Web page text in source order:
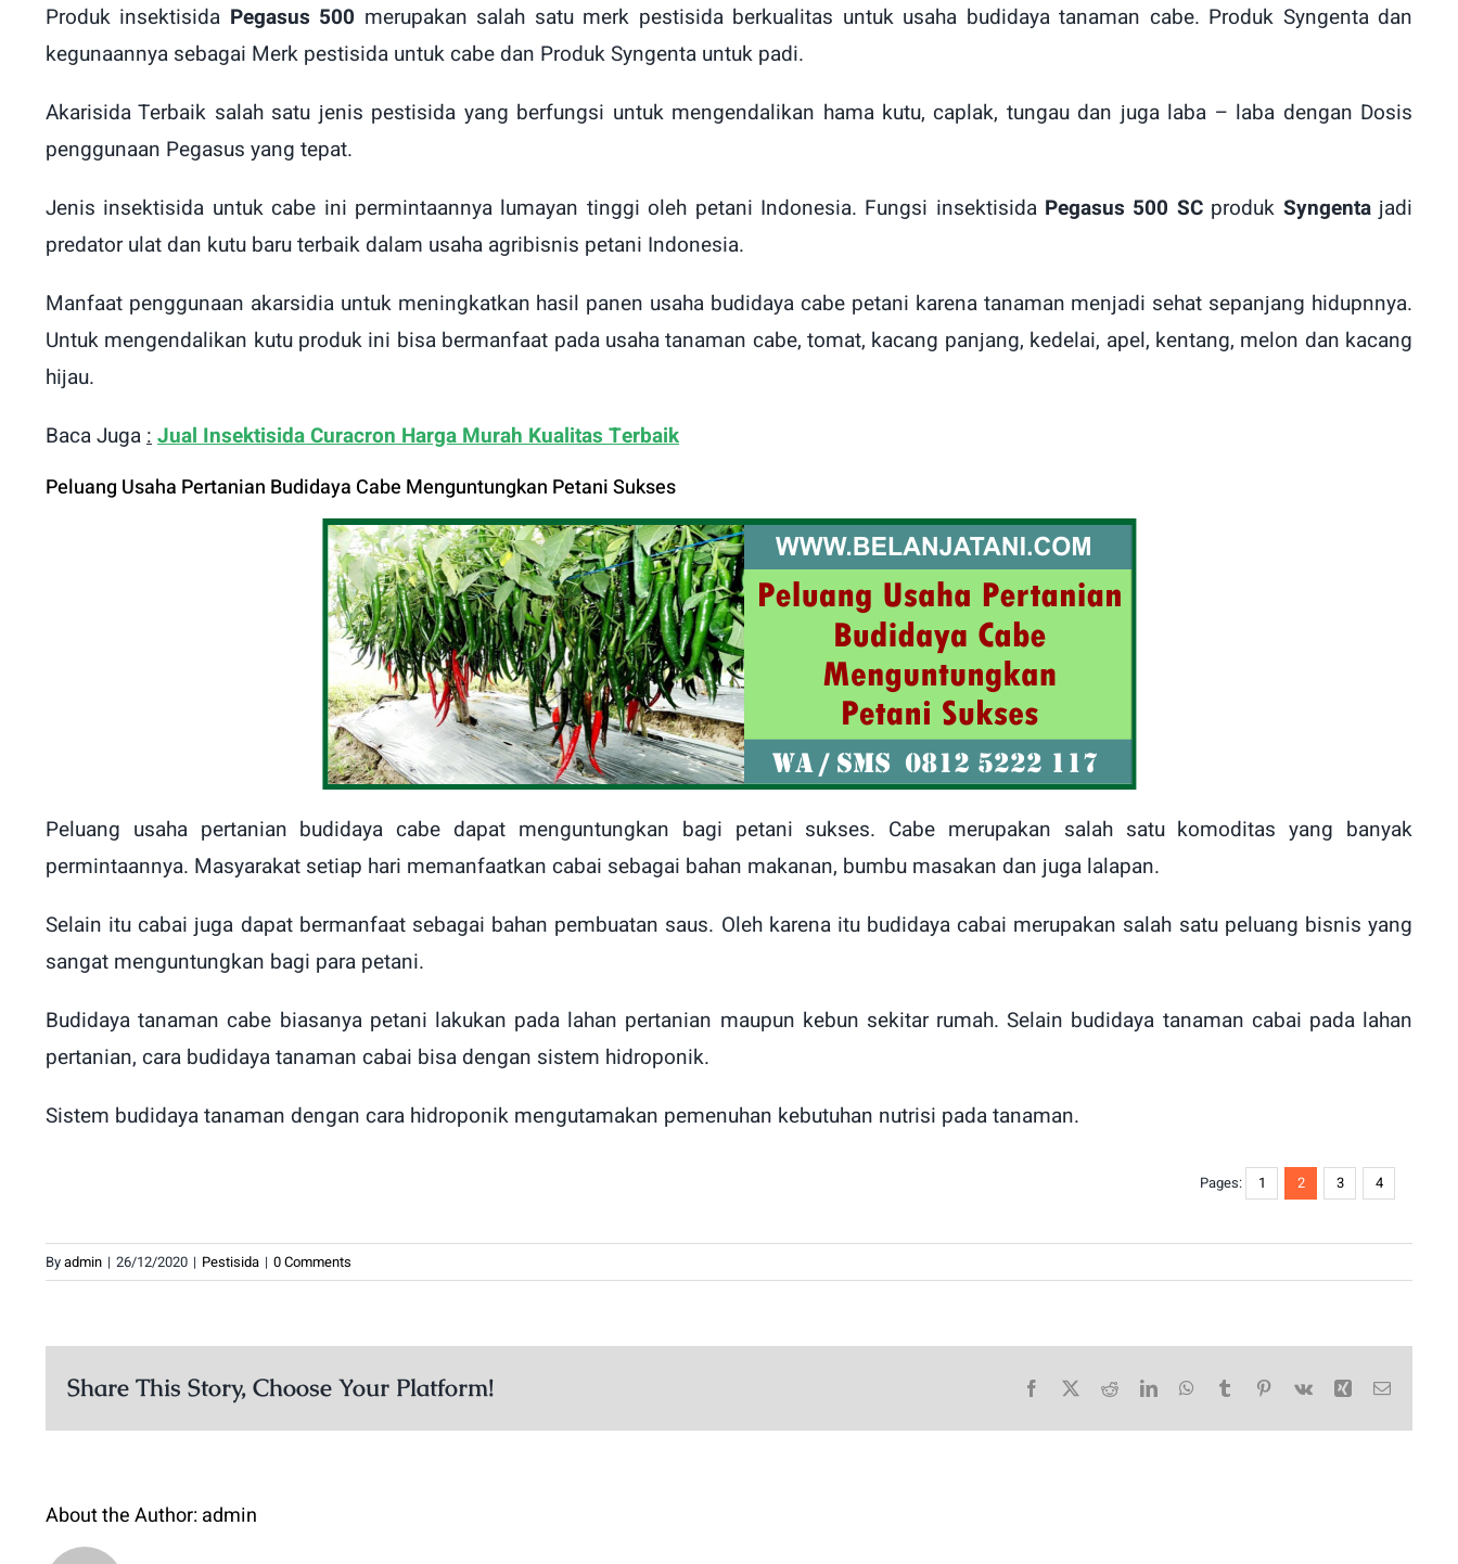
Produk insektisida Pegasus 500 merupakan salah satu merk pestisida berkualitas untuk usaha budidaya tanaman cabe. Produk Syngenta dan
kegunaannya sebagai Merk pestisida untuk cabe dan Produk Syngenta untuk padi.
Akarisida Terbaik salah satu jenis pestisida yang berfungsi untuk mengendalikan hama kutu, caplak, tungau dan juga laba – laba dengan Dosis
penggunaan Pegasus yang tepat.
Jenis insektisida untuk cabe ini permintaannya lumayan tinggi oleh petani Indonesia. Fungsi insektisida Pegasus 500 SCproduk Syngentajadi
predator ulat dan kutu baru terbaik dalam usaha agribisnis petani Indonesia.
Manfaat penggunaan akarsidia untuk meningkatkan hasil panen usaha budidaya cabe petani karena tanaman menjadi sehat sepanjang hidupnnya.
Untuk mengendalikan kutu produk ini bisa bermanfaat pada usaha tanaman cabe, tomat, kacang panjang, kedelai, apel, kentang, melon dan kacang
hijau.
Baca Juga:Jual Insektisida Curacron Harga Murah Kualitas Terbaik
Peluang Usaha Pertanian Budidaya Cabe Menguntungkan Petani Sukses
Peluang usaha pertanian budidaya cabe dapat menguntungkan bagi petani sukses. Cabe merupakan salah satu komoditas yang banyak
permintaannya. Masyarakat setiap hari memanfaatkan cabai sebagai bahan makanan, bumbu masakan dan juga lalapan.
Selain itu cabai juga dapat bermanfaat sebagai bahan pembuatan saus. Oleh karena itu budidaya cabai merupakan salah satu peluang bisnis yang
sangat menguntungkan bagi para petani.
Budidaya tanaman cabe biasanya petani lakukan pada lahan pertanian maupun kebun sekitar rumah. Selain budidaya tanaman cabai pada lahan
pertanian, cara budidaya tanaman cabai bisa dengan sistem hidroponik.
Sistem budidaya tanaman dengan cara hidroponik mengutamakan pemenuhan kebutuhan nutrisi pada tanaman.
Pages: 1 2 3 4
Byadmin | 26/12/2020 | Pestisida | 0 Comments
Share This Story, Choose Your Platform! Facebook RedditLinkedInWhatsApp
Tumblr Pinterest
Vk Xing Email
About the Author:admin